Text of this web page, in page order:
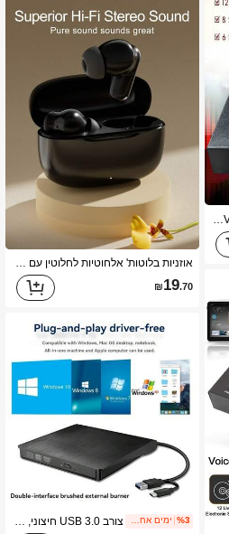
אוזניות בלוטות' אלחוטיות לחלוטין עם מיקרופון מובנה לשיחות ברורות, חיי סוללה ארוכים, עיצוב עמיד לזיעה, תואמות למכשירי IOS ואנדרואיד, מתאימות לכושר, ריצה ושימוש יומיומי
₪19.70
%3 ימים אחרונים 1 צורב USB 3.0 חיצוני, מראה מתכת מוברש, מתאים לכונן CD/DVD חיצוני למחשב נייד